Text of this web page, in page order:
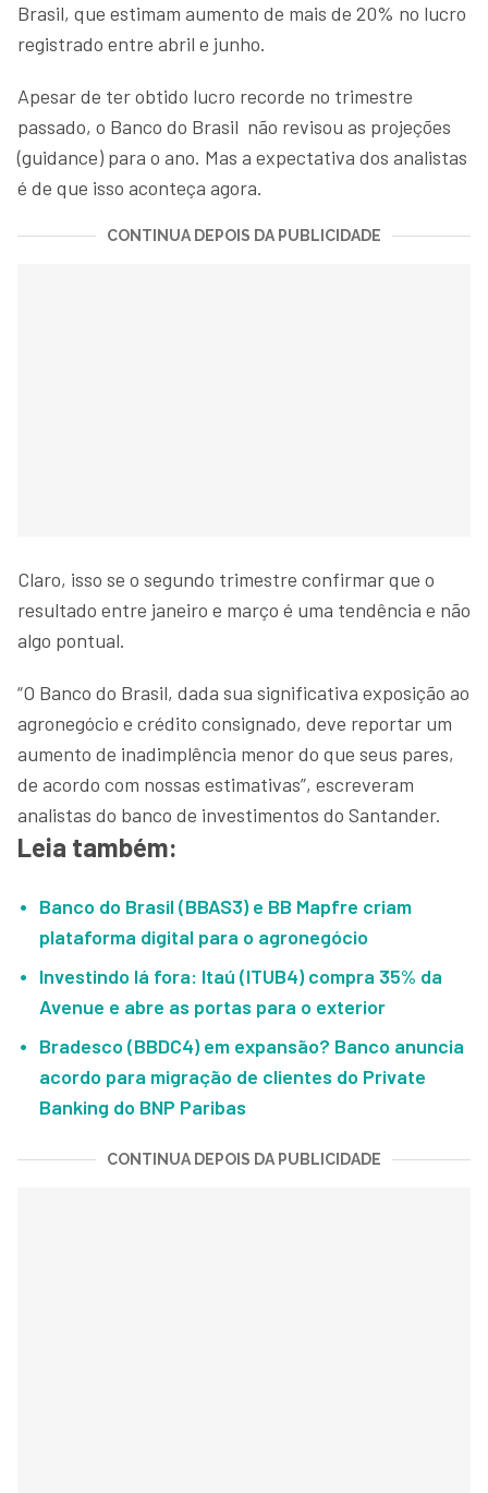
Brasil, que estimam aumento de mais de 20% no lucro
registrado entre abril e junho.
Apesar de ter obtido lucro recorde no trimestre
passado, o Banco do Brasil não revisou as projeções
(guidance) para o ano. Mas a expectativa dos analistas
é de que isso aconteça agora.
CONTINUA DEPOIS DA PUBLICIDADE
Claro, isso se o segundo trimestre confirmar que o
resultado entre janeiro e março é uma tendência e não
algo pontual.
“O Banco do Brasil, dada sua significativa exposição ao
agronegócio e crédito consignado, deve reportar um
aumento de inadimplência menor do que seus pares,
de acordo com nossas estimativas”, escreveram
analistas do banco de investimentos do Santander.
Leia também:
Banco do Brasil (BBAS3) e BB Mapfre criam
plataforma digital para o agronegócio
Investindo lá fora: Itaú (ITUB4) compra 35% da
Avenue e abre as portas para o exterior
Bradesco (BBDC4) em expansão? Banco anuncia
acordo para migração de clientes do Private
Banking do BNP Paribas
CONTINUA DEPOIS DA PUBLICIDADE